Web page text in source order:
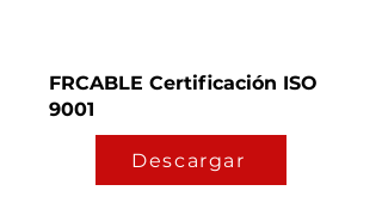
FRCABLE Certificación ISO
9001
Descargar